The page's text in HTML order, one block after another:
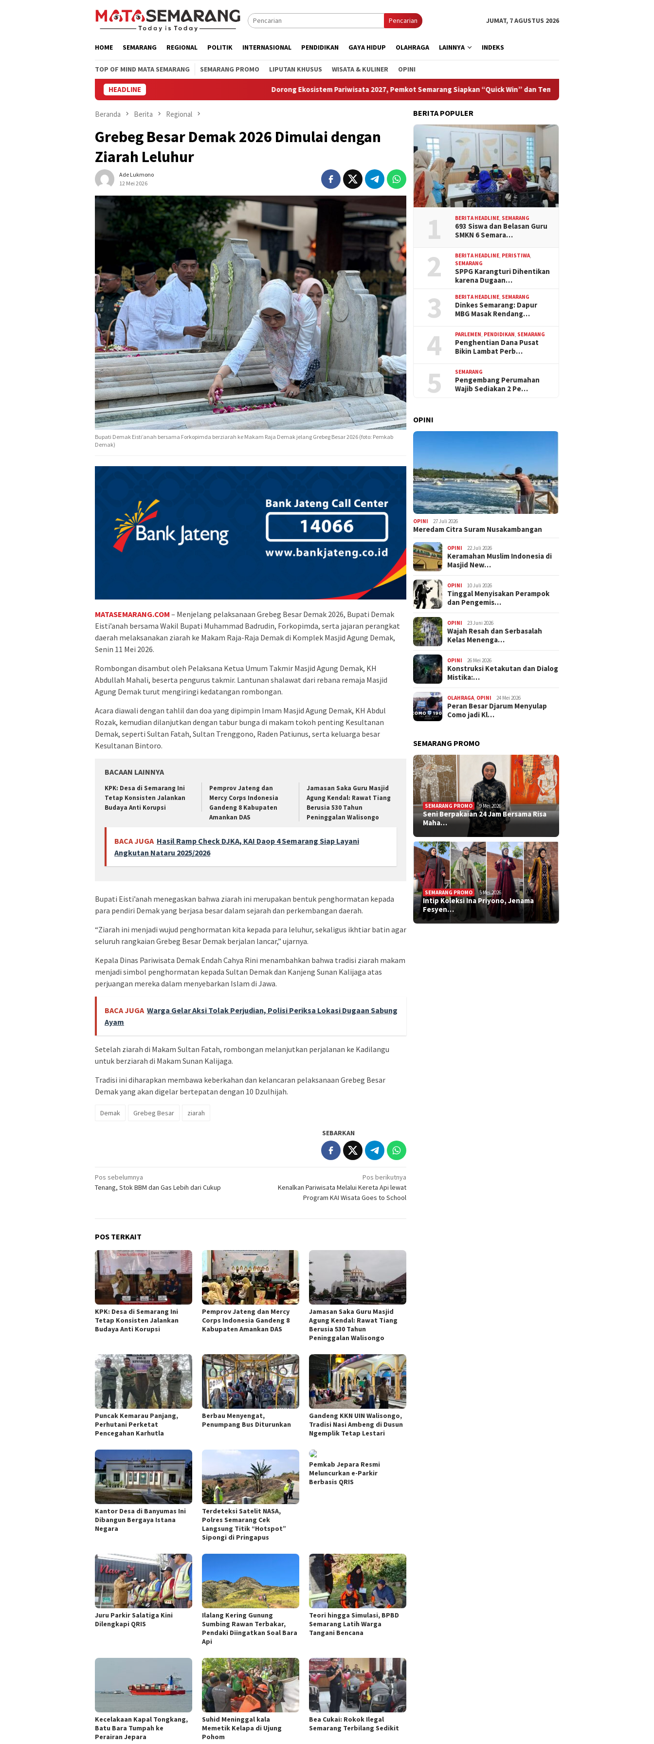
Pencarian JUMAT, 7 AGUSTUS 2026
HOME SEMARANG REGIONAL POLITIK INTERNASIONAL PENDIDIKAN GAYA HIDUP OLAHRAGA LAINNYA INDEKS
TOP OF MIND MATA SEMARANG SEMARANG PROMO LIPUTAN KHUSUS WISATA & KULINER OPINI
HEADLINE Dorong Ekosistem Pariwisata 2027, Pemkot Semarang Siapkan “Quick Win” dan Temu Bisnis UMKM
Beranda Berita Regional
Grebeg Besar Demak 2026 Dimulai dengan
Ziarah Leluhur
Ade Lukmono
12 Mei 2026
Bupati Demak Eisti’anah bersama Forkopimda berziarah ke Makam Raja Demak jelang Grebeg Besar 2026 (foto: Pemkab
Demak)
MATASEMARANG.COM – Menjelang pelaksanaan Grebeg Besar Demak 2026, Bupati Demak
Eisti’anah bersama Wakil Bupati Muhammad Badrudin, Forkopimda, serta jajaran perangkat
daerah melaksanakan ziarah ke Makam Raja-Raja Demak di Komplek Masjid Agung Demak,
Senin 11 Mei 2026.
Rombongan disambut oleh Pelaksana Ketua Umum Takmir Masjid Agung Demak, KH
Abdullah Mahali, beserta pengurus takmir. Lantunan shalawat dari rebana remaja Masjid
Agung Demak turut mengiringi kedatangan rombongan.
Acara diawali dengan tahlil dan doa yang dipimpin Imam Masjid Agung Demak, KH Abdul
Rozak, kemudian dilanjutkan dengan tabur bunga di makam tokoh penting Kesultanan
Demak, seperti Sultan Fatah, Sultan Trenggono, Raden Patiunus, serta keluarga besar
Kesultanan Bintoro.
BACAAN LAINNYA
KPK: Desa di Semarang Ini
Tetap Konsisten Jalankan
Budaya Anti Korupsi
Pemprov Jateng dan
Mercy Corps Indonesia
Gandeng 8 Kabupaten
Amankan DAS
Jamasan Saka Guru Masjid
Agung Kendal: Rawat Tiang
Berusia 530 Tahun
Peninggalan Walisongo
BACA JUGA Hasil Ramp Check DJKA, KAI Daop 4 Semarang Siap Layani
Angkutan Nataru 2025/2026
Bupati Eisti’anah menegaskan bahwa ziarah ini merupakan bentuk penghormatan kepada
para pendiri Demak yang berjasa besar dalam sejarah dan perkembangan daerah.
“Ziarah ini menjadi wujud penghormatan kita kepada para leluhur, sekaligus ikhtiar batin agar
seluruh rangkaian Grebeg Besar Demak berjalan lancar,” ujarnya.
Kepala Dinas Pariwisata Demak Endah Cahya Rini menambahkan bahwa tradisi ziarah makam
menjadi simbol penghormatan kepada Sultan Demak dan Kanjeng Sunan Kalijaga atas
perjuangan mereka dalam menyebarkan Islam di Jawa.
BACA JUGA Warga Gelar Aksi Tolak Perjudian, Polisi Periksa Lokasi Dugaan Sabung
Ayam
Setelah ziarah di Makam Sultan Fatah, rombongan melanjutkan perjalanan ke Kadilangu
untuk berziarah di Makam Sunan Kalijaga.
Tradisi ini diharapkan membawa keberkahan dan kelancaran pelaksanaan Grebeg Besar
Demak yang akan digelar bertepatan dengan 10 Dzulhijah.
Demak Grebeg Besar ziarah
SEBARKAN
Navigasi
pos
Pos sebelumnya
Tenang, Stok BBM dan Gas Lebih dari Cukup
Pos berikutnya
Kenalkan Pariwisata Melalui Kereta Api lewat
Program KAI Wisata Goes to School
POS TERKAIT
KPK: Desa di Semarang Ini
Tetap Konsisten Jalankan
Budaya Anti Korupsi
Pemprov Jateng dan Mercy
Corps Indonesia Gandeng 8
Kabupaten Amankan DAS
Jamasan Saka Guru Masjid
Agung Kendal: Rawat Tiang
Berusia 530 Tahun
Peninggalan Walisongo
Puncak Kemarau Panjang,
Perhutani Perketat
Pencegahan Karhutla
Berbau Menyengat,
Penumpang Bus Diturunkan
Gandeng KKN UIN Walisongo,
Tradisi Nasi Ambeng di Dusun
Ngemplik Tetap Lestari
Kantor Desa di Banyumas Ini
Dibangun Bergaya Istana
Negara
Terdeteksi Satelit NASA,
Polres Semarang Cek
Langsung Titik “Hotspot”
Sipongi di Pringapus
Pemkab Jepara Resmi
Meluncurkan e-Parkir
Berbasis QRIS
Juru Parkir Salatiga Kini
Dilengkapi QRIS
Ilalang Kering Gunung
Sumbing Rawan Terbakar,
Pendaki Diingatkan Soal Bara
Api
Teori hingga Simulasi, BPBD
Semarang Latih Warga
Tangani Bencana
Kecelakaan Kapal Tongkang,
Batu Bara Tumpah ke
Perairan Jepara
Suhid Meninggal kala
Memetik Kelapa di Ujung
Pohom
Bea Cukai: Rokok Ilegal
Semarang Terbilang Sedikit
BERITA POPULER
1 BERITA HEADLINE SEMARANG
693 Siswa dan Belasan Guru
SMKN 6 Semara…
2 BERITA HEADLINE PERISTIWA
SEMARANG
SPPG Karangturi Dihentikan
karena Dugaan…
3 BERITA HEADLINE SEMARANG
Dinkes Semarang: Dapur
MBG Masak Rendang…
4 PARLEMEN PENDIDIKAN SEMARANG
Penghentian Dana Pusat
Bikin Lambat Perb…
5 SEMARANG
Pengembang Perumahan
Wajib Sediakan 2 Pe…
OPINI
OPINI 27 Juli 2026
Meredam Citra Suram Nusakambangan
OPINI 22 Juli 2026
Keramahan Muslim Indonesia di
Masjid New…
OPINI 10 Juli 2026
Tinggal Menyisakan Perampok
dan Pengemis…
OPINI 23 Juni 2026
Wajah Resah dan Serbasalah
Kelas Menenga…
OPINI 26 Mei 2026
Konstruksi Ketakutan dan Dialog
Mistika:…
OLAHRAGA OPINI 24 Mei 2026
Peran Besar Djarum Menyulap
Como jadi Kl…
SEMARANG PROMO
SEMARANG PROMO 9 Mei 2026
Seni Berpakaian 24 Jam Bersama Risa
Maha…
SEMARANG PROMO 5 Mei 2026
Intip Koleksi Ina Priyono, Jenama
Fesyen…